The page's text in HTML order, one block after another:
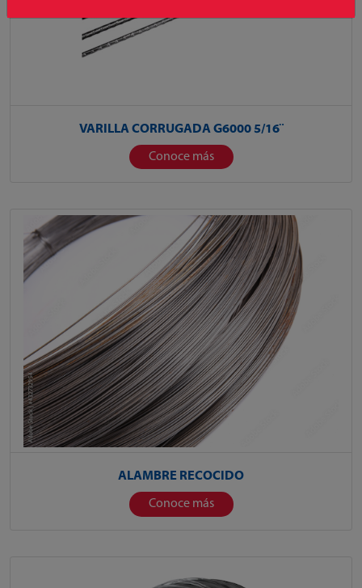
VARILLA CORRUGADA G6000 5/16¨
Conoce más
ALAMBRE RECOCIDO
Conoce más